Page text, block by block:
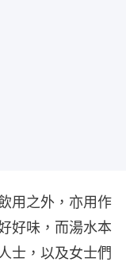
用之外，亦用作
好味，而湯水本
士，以及女士們